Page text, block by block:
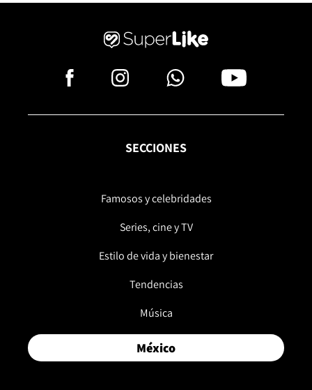
SECCIONES
Famosos y celebridades
Series, cine y TV
Estilo de vida y bienestar
Tendencias
Música
México